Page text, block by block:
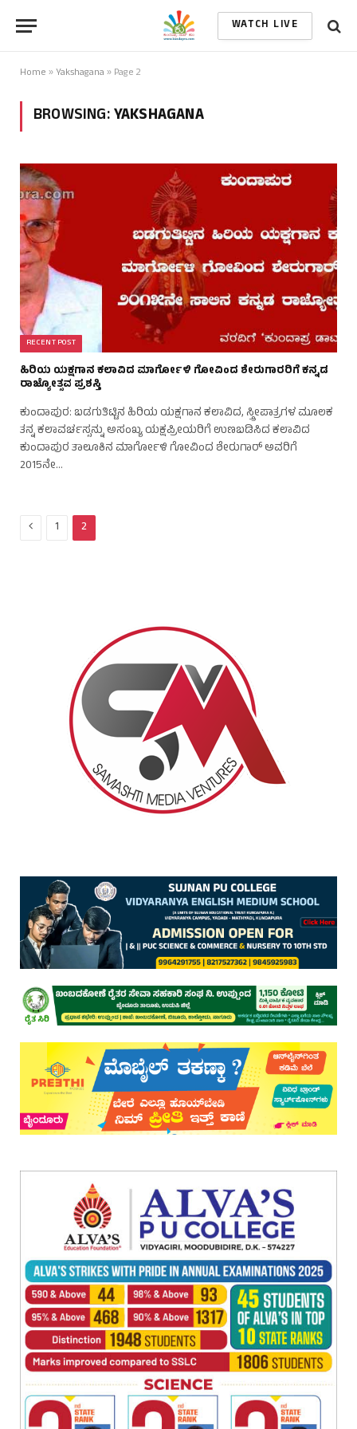
WATCH LIVE
Home »Yakshagana » Page 2
BROWSING:YAKSHAGANA
RECENT POST
ಹಿರಿಯ ಯಕ್ಷಗಾನ ಕಲಾವಿದ ಮಾರ್ಗೋಳಿ ಗೋವಿಂದ ಶೇರುಗಾರರಿಗೆ ಕನ್ನಡ
ರಾಜ್ಯೋತ್ಸವ ಪ್ರಶಸ್ತಿ
ಕುಂದಾಪುರ: ಬಡಗುತಿಟ್ಟಿನ ಹಿರಿಯ ಯಕ್ಷಗಾನ ಕಲಾವಿದ, ಸ್ತ್ರೀಪಾತ್ರಗಳ ಮೂಲಕ
ತನ್ನ ಕಲಾವರ್ಚಸ್ಸನ್ನು ಅಸಂಖ್ಯ ಯಕ್ಷಪ್ರೀಯರಿಗೆ ಉಣಬಡಿಸಿದ ಕಲಾವಿದ
ಕುಂದಾಪುರ ತಾಲೂಕಿನ ಮಾರ್ಗೋಳಿ ಗೋವಿಂದ ಶೇರುಗಾರ್ ಅವರಿಗೆ
2015ನೇ…
Previous
1 2